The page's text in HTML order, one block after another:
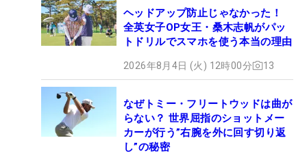
ヘッドアップ防止じゃなかった！
全英女子OP女王・桑木志帆がパッ
トドリルでスマホを使う本当の理由
2026年8月4日 (火) 12時00分 13
なぜトミー・フリートウッドは曲が
らない？ 世界屈指のショットメー
カーが行う”右腕を外に回す切り返
し”の秘密